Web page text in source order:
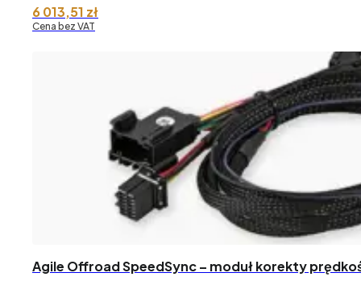
6 013,51 zł
Cena bez VAT
Agile Offroad SpeedSync – moduł korekty